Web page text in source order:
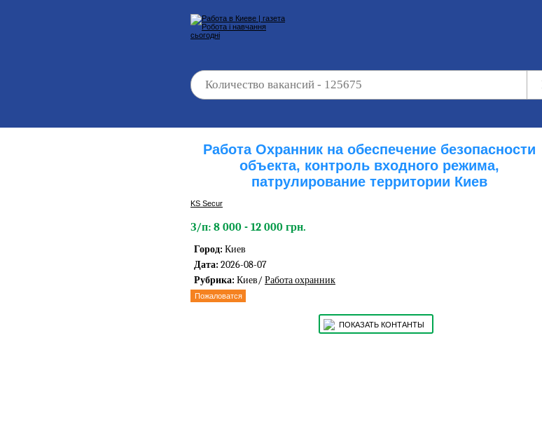
Работа Охранник на обеспечение безопасности
объекта, контроль входного режима,
патрулирование территории Киев
KS Secur
З/п: 8 000 - 12 000 грн.
Город: Киев
Дата: 2026-08-07
Рубрика: Киев/ Работа охранник
Пожаловатся
ПОКАЗАТЬ КОНТАНТЫ